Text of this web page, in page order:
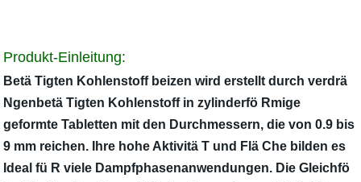
Produkt-Einleitung:
Betä Tigten Kohlenstoff beizen wird erstellt durch verdrä
Ngenbetä Tigten Kohlenstoff in zylinderfö Rmige
geformte Tabletten mit den Durchmessern, die von 0.9 bis
9 mm reichen. Ihre hohe Aktivitä T und Flä Che bilden es
Ideal fü R viele Dampfphasenanwendungen. Die Gleichfö